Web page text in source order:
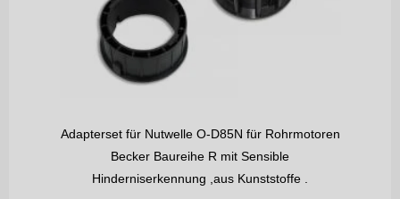
Adapterset für Nutwelle O-D85N für Rohrmotoren
Becker Baureihe R mit Sensible
Hinderniserkennung ,aus Kunststoffe .